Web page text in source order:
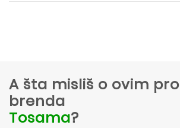
A šta misliš o ovim
brenda
Tosama?